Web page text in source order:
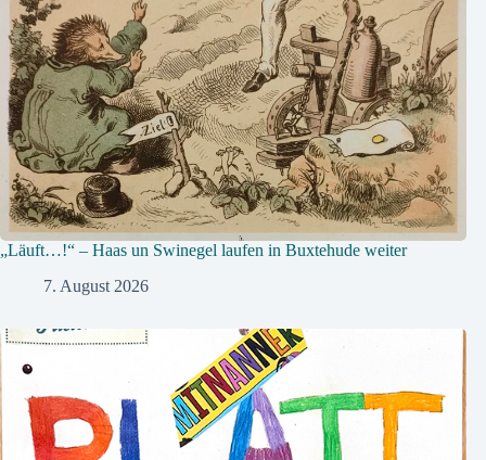
„Läuft…!“ – Haas un Swinegel laufen in Buxtehude weiter
7. August 2026